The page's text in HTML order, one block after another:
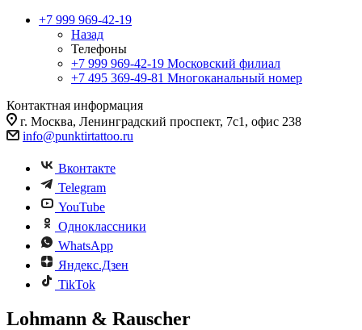
+7 999 969-42-19
Назад
Телефоны
+7 999 969-42-19 Московский филиал
+7 495 369-49-81 Многоканальный номер
Контактная информация
г. Москва, Ленинградский проспект, 7с1, офис 238
info@punktirtattoo.ru
Вконтакте
Telegram
YouTube
Одноклассники
WhatsApp
Яндекс.Дзен
TikTok
Lohmann & Rauscher